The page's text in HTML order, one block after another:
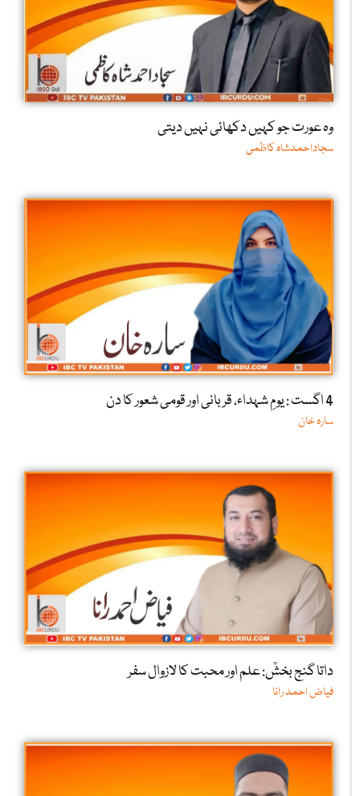
وہ عورت جو کہیں دکھائی نہیں دیتی
سجاداحمدشاہ کاظمی
4 اگست : یومِ شہداء، قربانی اور قومی شعور کا دن
سارہ خان
داتا گنج بخشؒ: علم اور محبت کا لازوال سفر
فیاض احمد رانا